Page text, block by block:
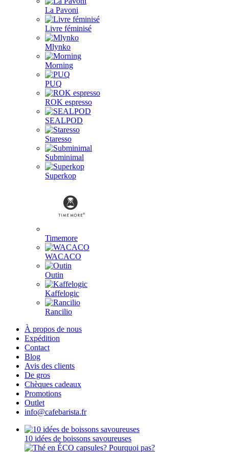
La Pavoni
Livre féminisé
Mlynko
Morning
PUQ
ROK espresso
SEALPOD
Staresso
Subminimal
Superkop
Timemore
WACACO
Outin
Kaffelogic
Rancilio
À propos de nous
Expédition
Contact
Blog
Avis des clients
De gros
Chèques cadeaux
Promotions
Outlet
info@cafebarista.fr
10 idées de boissons savoureuses